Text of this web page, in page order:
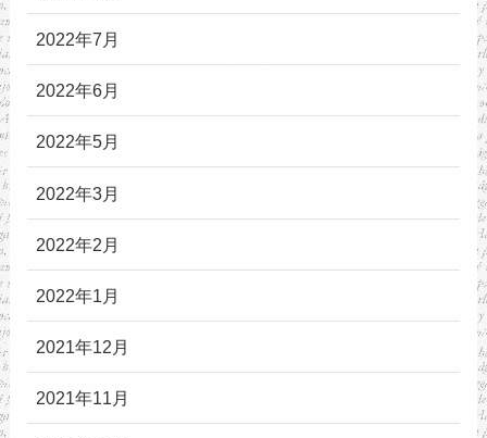
2022年7月
2022年6月
2022年5月
2022年3月
2022年2月
2022年1月
2021年12月
2021年11月